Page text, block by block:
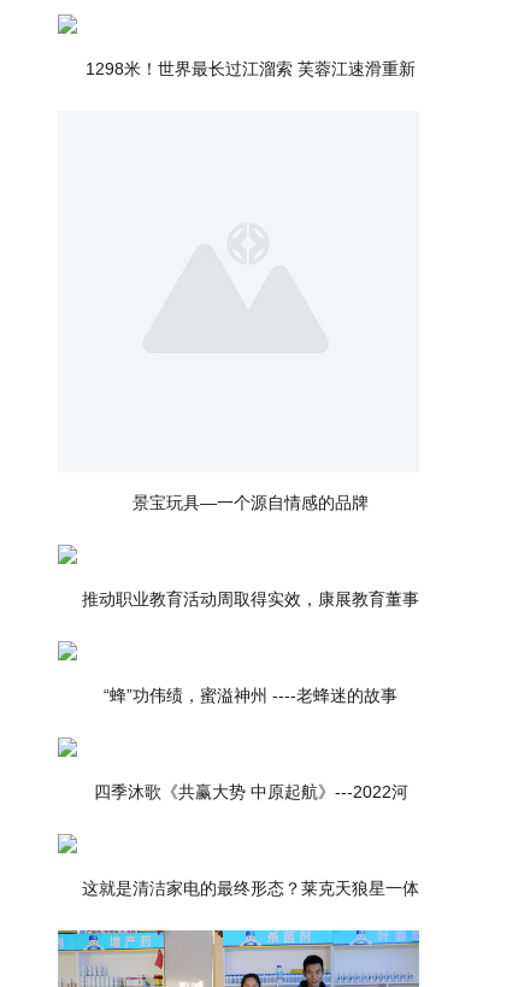
1298米！世界最长过江溜索 芙蓉江速滑重新
景宝玩具—一个源自情感的品牌
推动职业教育活动周取得实效，康展教育董事
“蜂”功伟绩，蜜溢神州 ----老蜂迷的故事
四季沐歌《共赢大势 中原起航》---2022河
这就是清洁家电的最终形态？莱克天狼星一体